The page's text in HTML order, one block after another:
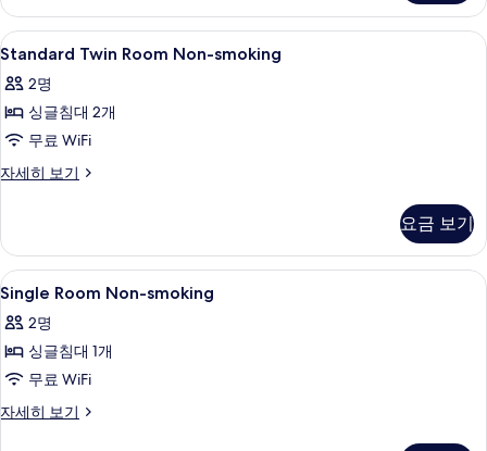
기
세
히
보
Standard
Twin
Room
Non-
smoking
사
두
보
기
2
Standard Twin Room Non-smoking
2명
싱글침대 2개
무료 WiFi
자세히 보기
Standard
smoking
자
세
보
기
요금 보기
Single
Room
Non-
smoking
사
진
2
Single Room Non-smoking
2명
싱글침대 1개
무료 WiFi
자세히 보기
Single